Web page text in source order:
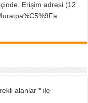
Erişim adresi (12
alanlar*ile